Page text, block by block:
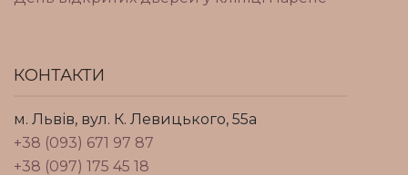
КОНТАКТИ
м. Львів, вул. К. Левицького, 55а
+38 (093) 671 97 87
+38 (097) 175 45 18